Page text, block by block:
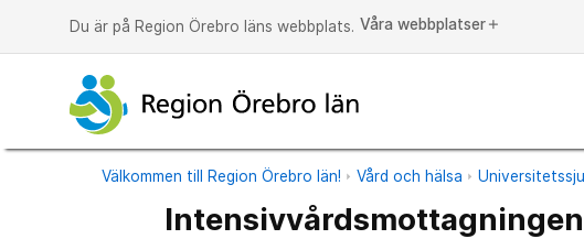
Du är på Region Örebro läns webbplats. Våra webbplatser add
Välkommen till Region Örebro län! Vård och hälsa